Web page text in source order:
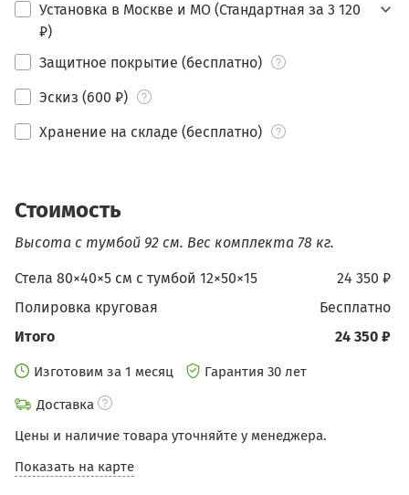
Установка в Москве и МО (Стандартная за 3 120
₽)
Защитное покрытие (бесплатно)
Эскиз (600 ₽)
Хранение на складе (бесплатно)
Стоимость
Высота с тумбой 92 см. Вес комплекта 78 кг.
24 350 ₽
Стела 80×40×5 см c тумбой 12×50×15
бесплатно
Полировка круговая
24 350 ₽
Итого
Изготовим за 1 месяц
Гарантия 30 лет
Доставка
Цены и наличие товара уточняйте у менеджера.
Показать на карте